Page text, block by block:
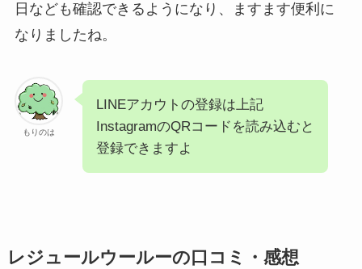
日なども確認できるようになり、ますます便利に
なりましたね。
もりのは
LINEアカウトの登録は上記
InstagramのQRコードを読み込むと
登録できますよ
レジュールウールーの口コミ・感想